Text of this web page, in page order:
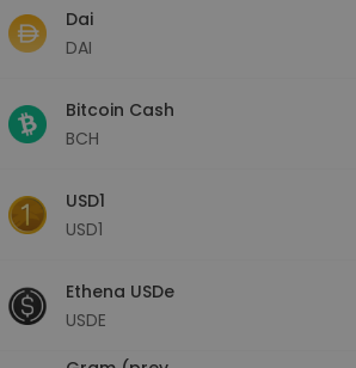
Dai
DAI
Bitcoin Cash
BCH
USD1
USD1
Ethena USDe
USDE